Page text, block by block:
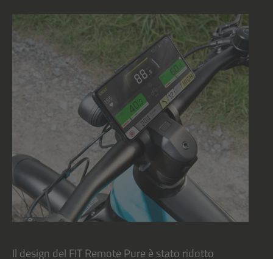
Il design del FIT Remote Pure è stato ridotto